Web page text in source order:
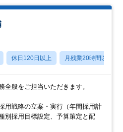
休日120日以上 月残業20時間以内
全般をご担当いただきます。
用戦略の立案・実行（年間採用計
別採用目標設定、予算策定と配